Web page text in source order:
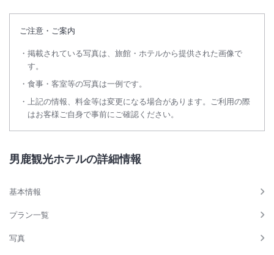
ご注意・ご案内
掲載されている写真は、旅館・ホテルから提供された画像で
す。
食事・客室等の写真は一例です。
上記の情報、料金等は変更になる場合があります。ご利用の際
はお客様ご自身で事前にご確認ください。
男鹿観光ホテルの詳細情報
基本情報
プラン一覧
写真